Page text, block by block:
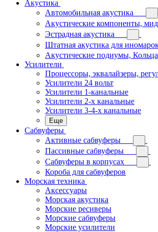
Акустика
Автомобильная акустика
Акустические компоненты,
Эстрадная акустика
Штатная акустика для
Акустические подиумы,
Усилители
Процессоры, эквалайзеры,
Усилители 24 вольт
Усилители 1-канальные
Усилители 2-х канальные
Усилители 3-4-х канальные
Еще
Сабвуферы
Активные сабвуферы
Пассивные сабвуферы
Сабвуферы в корпусах
Короба для сабвуферов
Морская техника
Аксессуары
Морская акустика
Морские ресиверы
Морские сабвуферы
Морские усилители